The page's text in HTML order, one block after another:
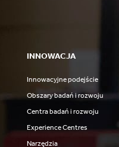
INNOWACJA
Innowacyjne podejście
Obszary badań i rozwoju
Centra badań i rozwoju
Experience Centres
Narzędzia